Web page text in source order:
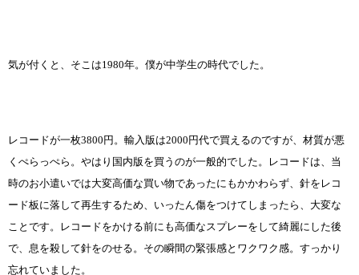
気が付くと、そこは1980年。僕が中学生の時代でした。
レコードが一枚3800円。輸入版は2000円代で買えるのですが、材質が悪
くぺらっぺら。やはり国内版を買うのが一般的でした。レコードは、当
時のお小遣いでは大変高価な買い物であったにもかかわらず、針をレコ
ード板に落して再生するため、いったん傷をつけてしまったら、大変な
ことです。レコードをかける前にも高価なスプレーをして綺麗にした後
で、息を殺して針をのせる。その瞬間の緊張感とワクワク感。すっかり
忘れていました。